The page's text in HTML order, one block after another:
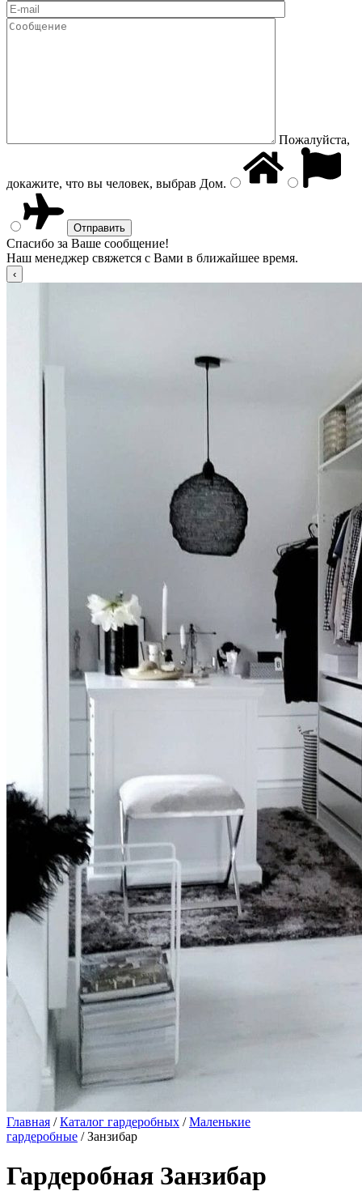
Пожалуйста,
докажите, что вы человек, выбрав Дом.
Спасибо за Ваше сообщение!
Наш менеджер свяжется с Вами в ближайшее время.
Главная /Каталог гардеробных /Маленькие
гардеробные / Занзибар
Гардеробная Занзибар